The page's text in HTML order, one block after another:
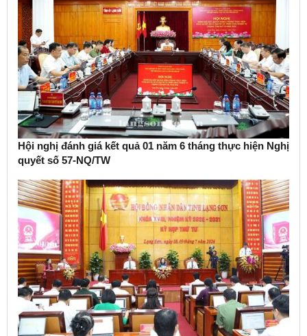
Hội nghị đánh giá kết quả 01 năm 6 tháng thực hiện Nghị
quyết số 57-NQ/TW